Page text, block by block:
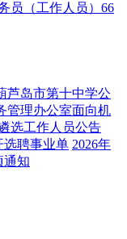
员（工作人员）66
芦岛市第十中学公
管理办公室面向机
选工作人员公告
选聘事业单 2026年
通知